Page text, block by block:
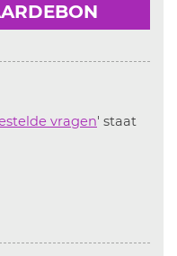
vragen' staat